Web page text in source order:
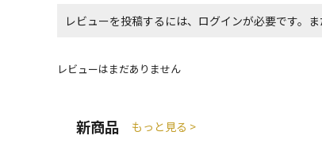
レビューを投稿するには、ログインが必要です。
レビューはまだありません
新商品 もっと見る >